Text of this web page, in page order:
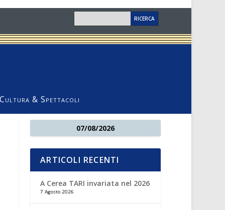
Cultura & Spettacoli
07/08/2026
ARTICOLI RECENTI
A Cerea TARI invariata nel 2026
7 Agosto 2026